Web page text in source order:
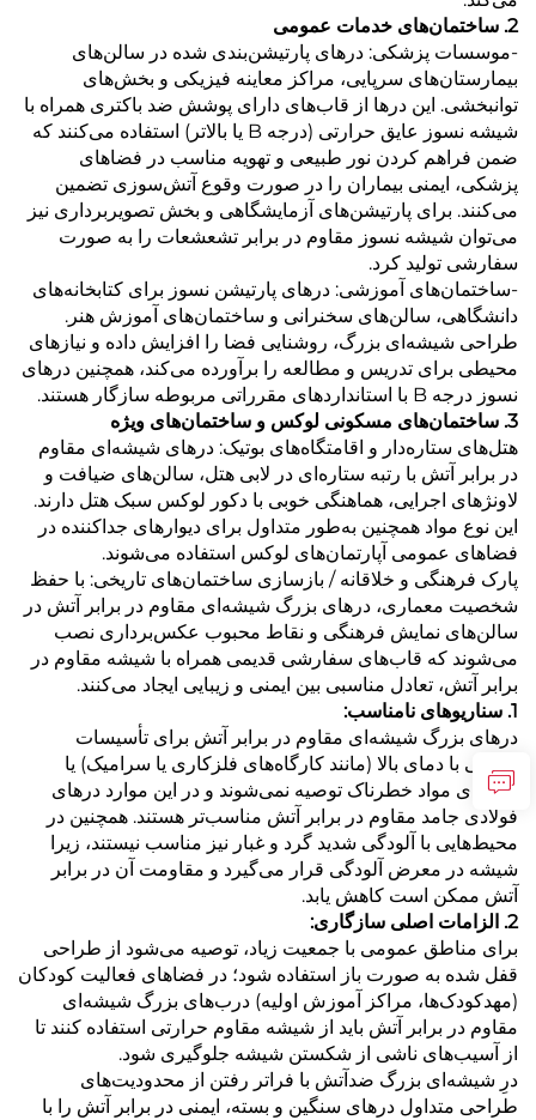
2. ساختمان‌های خدمات عمومی
-موسسات پزشکی: درهای پارتیشن‌بندی شده در سالن‌های
بیمارستان‌های سرپایی، مراکز معاینه فیزیکی و بخش‌های
توانبخشی. این درها از قاب‌های دارای پوشش ضد باکتری همراه با
شیشه نسوز عایق حرارتی (درجه B یا بالاتر) استفاده می‌کنند که
ضمن فراهم کردن نور طبیعی و تهویه مناسب در فضاهای
پزشکی، ایمنی بیماران را در صورت وقوع آتش‌سوزی تضمین
می‌کنند. برای پارتیشن‌های آزمایشگاهی و بخش تصویربرداری نیز
می‌توان شیشه نسوز مقاوم در برابر تشعشعات را به صورت
سفارشی تولید کرد.
-ساختمان‌های آموزشی: درهای پارتیشن نسوز برای کتابخانه‌های
دانشگاهی، سالن‌های سخنرانی و ساختمان‌های آموزش هنر.
طراحی شیشه‌ای بزرگ، روشنایی فضا را افزایش داده و نیازهای
محیطی برای تدریس و مطالعه را برآورده می‌کند، همچنین درهای
نسوز درجه B با استانداردهای مقرراتی مربوطه سازگار هستند.
3. ساختمان‌های مسکونی لوکس و ساختمان‌های ویژه
هتل‌های ستاره‌دار و اقامتگاه‌های بوتیک: درهای شیشه‌ای مقاوم
در برابر آتش با رتبه ستاره‌ای در لابی هتل، سالن‌های ضیافت و
لاونژهای اجرایی، هماهنگی خوبی با دکور لوکس سبک هتل دارند.
این نوع مواد همچنین به‌طور متداول برای دیوارهای جداکننده در
فضاهای عمومی آپارتمان‌های لوکس استفاده می‌شوند.
پارک فرهنگی و خلاقانه / بازسازی ساختمان‌های تاریخی: با حفظ
شخصیت معماری، درهای بزرگ شیشه‌ای مقاوم در برابر آتش در
سالن‌های نمایش فرهنگی و نقاط محبوب عکس‌برداری نصب
می‌شوند که قاب‌های سفارشی قدیمی همراه با شیشه مقاوم در
برابر آتش، تعادل مناسبی بین ایمنی و زیبایی ایجاد می‌کنند.
1. سناریوهای نامناسب:
درهای بزرگ شیشه‌ای مقاوم در برابر آتش برای تأسیسات
صنعتی با دمای بالا (مانند کارگاه‌های فلزکاری یا سرامیک) یا
انبارهای مواد خطرناک توصیه نمی‌شوند و در این موارد درهای
فولادی جامد مقاوم در برابر آتش مناسب‌تر هستند. همچنین در
محیط‌هایی با آلودگی شدید گرد و غبار نیز مناسب نیستند، زیرا
شیشه در معرض آلودگی قرار می‌گیرد و مقاومت آن در برابر
آتش ممکن است کاهش یابد.
2. الزامات اصلی سازگاری:
برای مناطق عمومی با جمعیت زیاد، توصیه می‌شود از طراحی
قفل شده به صورت باز استفاده شود؛ در فضاهای فعالیت کودکان
(مهدکودک‌ها، مراکز آموزش اولیه) درب‌های بزرگ شیشه‌ای
مقاوم در برابر آتش باید از شیشه مقاوم حرارتی استفاده کنند تا
از آسیب‌های ناشی از شکستن شیشه جلوگیری شود.
درِ شیشه‌ای بزرگ ضدآتش با فراتر رفتن از محدودیت‌های
طراحی متداول درهای سنگین و بسته، ایمنی در برابر آتش را با